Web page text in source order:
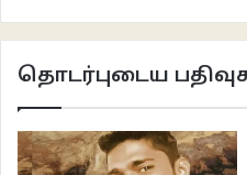
********
–subisenthur82@gmail.com–
தொடர்புடைய